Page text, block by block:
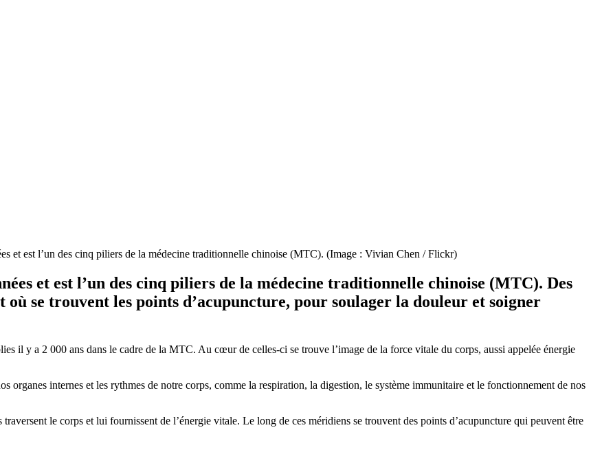
et est l’un des cinq piliers de la médecine traditionnelle chinoise (MTC). (Image : Vivian Chen / Flickr)
et est l’un des cinq piliers de la médecine traditionnelle chinoise (MTC). Des
où se trouvent les points d’acupuncture, pour soulager la douleur et soigner
il y a 2 000 ans dans le cadre de la MTC. Au cœur de celles-ci se trouve l’image de la force vitale du corps, aussi appelée énergie
organes internes et les rythmes de notre corps, comme la respiration, la digestion, le système immunitaire et le fonctionnement de nos
le corps et lui fournissent de l’énergie vitale. Le long de ces méridiens se trouvent des points d’acupuncture qui peuvent être